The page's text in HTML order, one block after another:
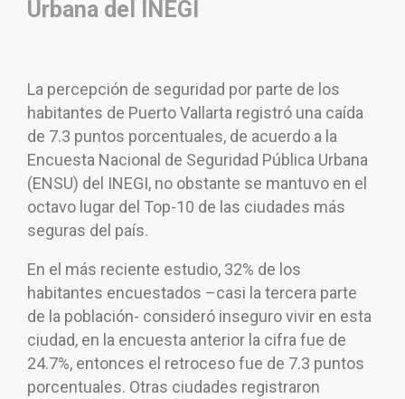
Urbana del INEGI
La percepción de seguridad por parte de los
habitantes de Puerto Vallarta registró una caída
de 7.3 puntos porcentuales, de acuerdo a la
Encuesta Nacional de Seguridad Pública Urbana
(ENSU) del INEGI, no obstante se mantuvo en el
octavo lugar del Top-10 de las ciudades más
seguras del país.
En el más reciente estudio, 32% de los
habitantes encuestados –casi la tercera parte
de la población- consideró inseguro vivir en esta
ciudad, en la encuesta anterior la cifra fue de
24.7%, entonces el retroceso fue de 7.3 puntos
porcentuales. Otras ciudades registraron